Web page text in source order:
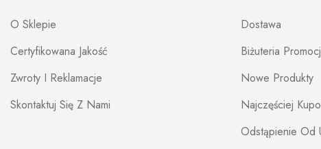
O Sklepie
Certyfikowana Jakość
Zwroty I Reklamacje
Skontaktuj Się Z Nami
Dostawa
Biżuteria
Nowe Produkty
Najczęściej
Odstąpienie Od